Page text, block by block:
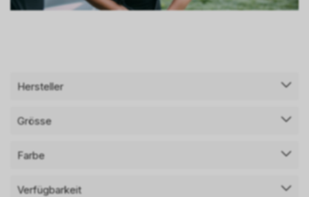
Hersteller
Grösse
Farbe
Verfügbarkeit